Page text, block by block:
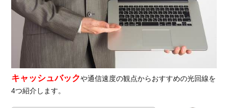
キャッシュバックや通信速度の観点からおすすめの光回線を
4つ紹介します。